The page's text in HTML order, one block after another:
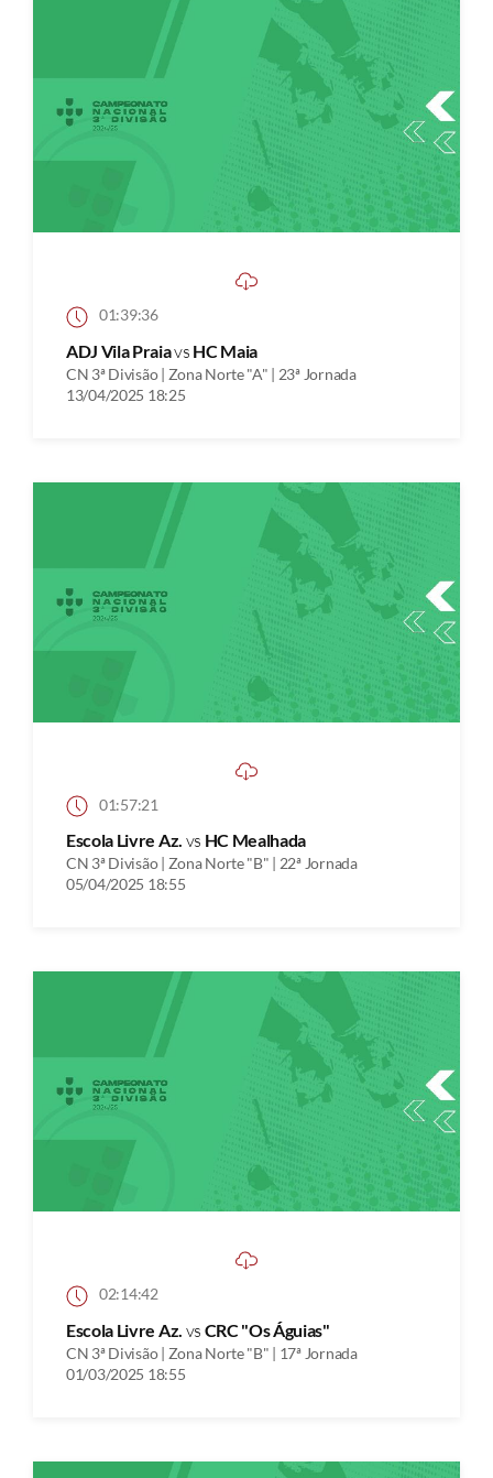
01:39:36
ADJ Vila Praiavs HC Maia
CN 3ª Divisão | Zona Norte "A" | 23ª Jornada
13/04/2025 18:25
01:57:21
Escola Livre Az. vs HC Mealhada
CN 3ª Divisão | Zona Norte "B" | 22ª Jornada
05/04/2025 18:55
02:14:42
Escola Livre Az. vs CRC "Os Águias"
CN 3ª Divisão | Zona Norte "B" | 17ª Jornada
01/03/2025 18:55